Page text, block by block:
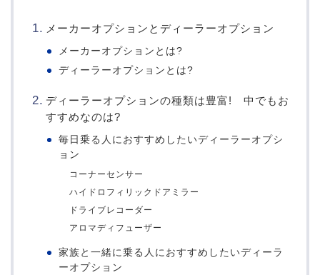
メーカーオプションとディーラーオプション
メーカーオプションとは?
ディーラーオプションとは?
ディーラーオプションの種類は豊富! 中でもお
すすめなのは?
毎日乗る人におすすめしたいディーラーオプシ
ョン
コーナーセンサー
ハイドロフィリックドアミラー
ドライブレコーダー
アロマディフューザー
家族と一緒に乗る人におすすめしたいディーラ
ーオプション